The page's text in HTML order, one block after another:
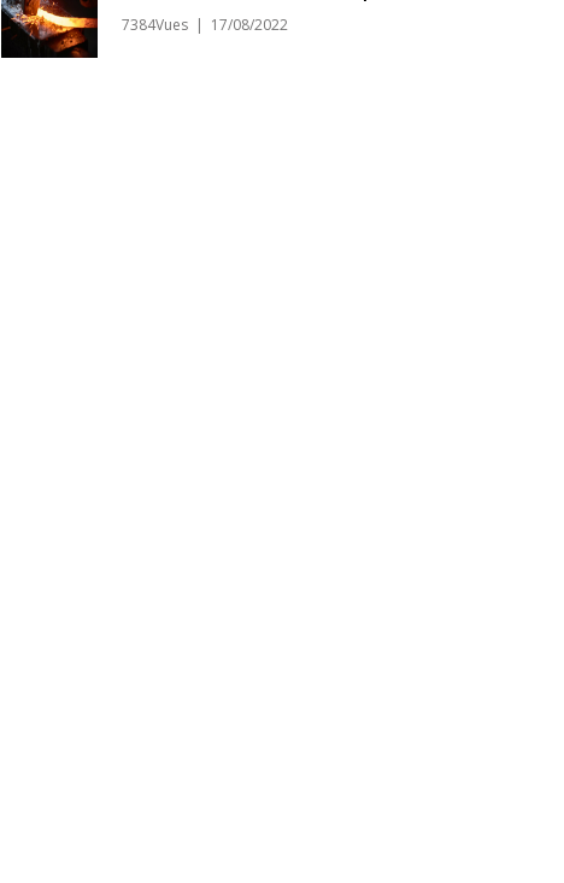
7384Vues | 17/08/2022